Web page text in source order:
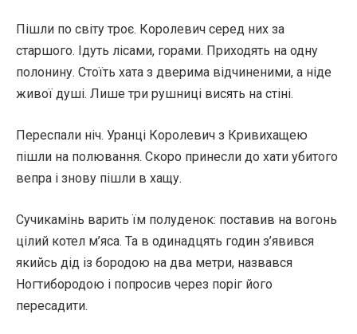
Пішли по світу троє. Королевич серед них за
старшого. Ідуть лісами, горами. Приходять на одну
полонину. Стоїть хата з дверима відчиненими, а ніде
живої душі. Лише три рушниці висять на стіні.
Переспали ніч. Уранці Королевич з Кривихащею
пішли на полювання. Скоро принесли до хати убитого
вепра і знову пішли в хащу.
Сучикамінь варить їм полуденок: поставив на вогонь
цілий котел м’яса. Та в одинадцять годин з’явився
якийсь дід із бородою на два метри, назвався
Ногтибородою і попросив через поріг його
пересадити.